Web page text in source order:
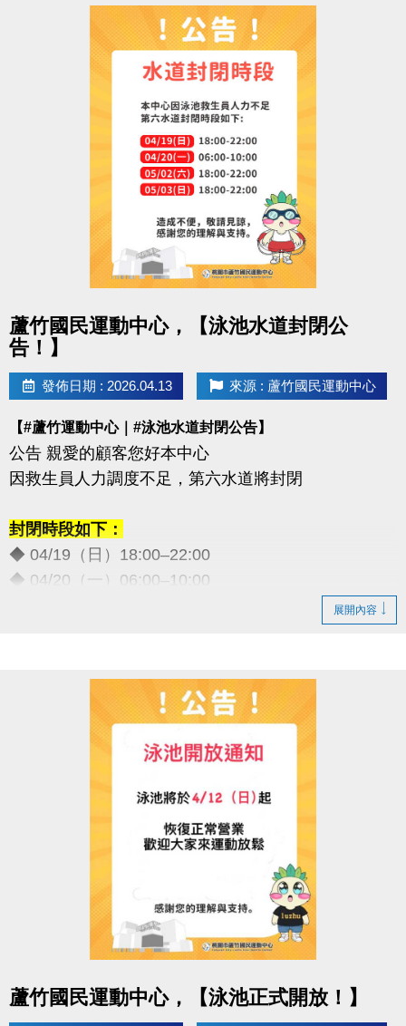
-洽詢專線：03-2639066 #111
-官網 :
https://www.lzsports.com.tw/zh_TW/news/pageID/1/
-FB : 桃園市蘆竹國民運動中心
-IG : @luzhusports
蘆竹國民運動中心，【泳池水道封閉公
告！】
發佈日期 : 2026.04.13 來源 : 蘆竹國民運動中心
【#蘆竹運動中心｜#泳池水道封閉公告】
公告 親愛的顧客您好本中心
因救生員人力調度不足，第六水道將封閉
封閉時段如下：
◆ 04/19（日）18:00–22:00
◆ 04/20（一）06:00–10:00
造成不便敬請見諒，感謝您的理解與配合
-洽詢專線：03-2639066 #115、116
https://www.lzsports.com.tw/zh_TW/news/pageID/1/
-FB : 桃園市蘆竹國民運動中心
展開內容
蘆竹國民運動中心，【泳池正式開放！】